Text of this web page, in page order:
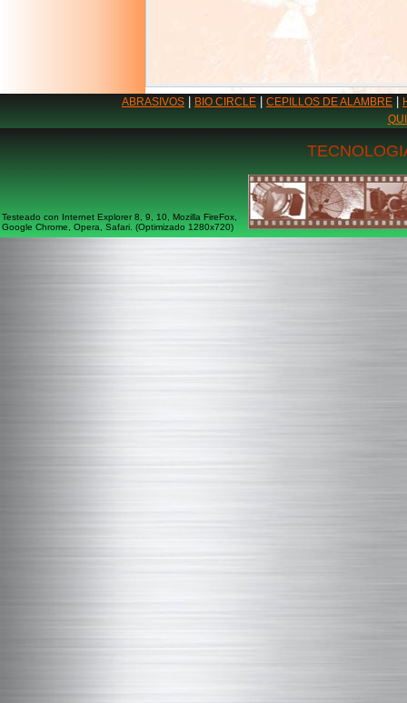
ABRASIVOS BIO CIRCLE CEPILLOS DE ALAMBRE
Testeado con Internet Explorer 8, 9, 10, Mozilla FireFox,
Google Chrome, Opera, Safari. (Optimizado 1280x720)